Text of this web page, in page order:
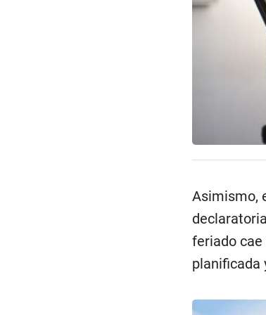
Asimismo,
feriado
planificada